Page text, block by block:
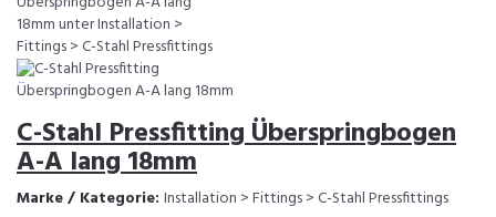
C-Stahl Pressfitting Überspringbogen
A-A lang 18mm
Marke / Kategorie: Installation > Fittings > C-Stahl Pressfittings